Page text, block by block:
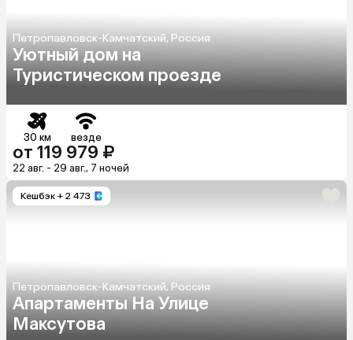
Петропавловск-Камчатский, Россия
Уютный дом на
Туристическом проезде
30 км везде
от 119 979 ₽
22 авг. - 29 авг., 7 ночей
Кешбэк + 2 473
Петропавловск-Камчатский, Россия
Апартаменты На Улице
Максутова